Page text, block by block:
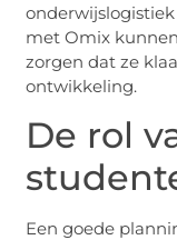
met Omix
zorgen dat ze
ontwikkeling.
De rol
Een goede